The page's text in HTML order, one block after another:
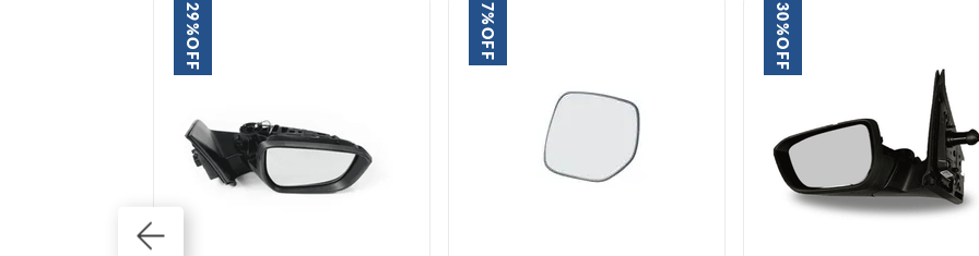
29%
OFF
7%
OFF
30%
OFF